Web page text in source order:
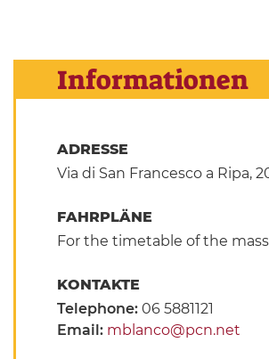
Informationen
ADRESSE
Via di San Francesco a Ripa,
FAHRPLÄNE
For the timetable of the
KONTAKTE
Telephone: 06 5881121
Email: mblanco@pcn.net